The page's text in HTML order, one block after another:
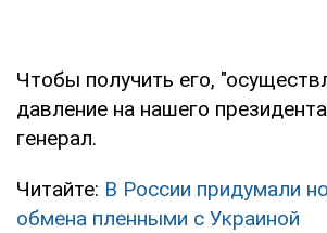
Чтобы получить его,
давление на нашего
генерал.
Читайте: В России придумали
обмена пленными с Украиной